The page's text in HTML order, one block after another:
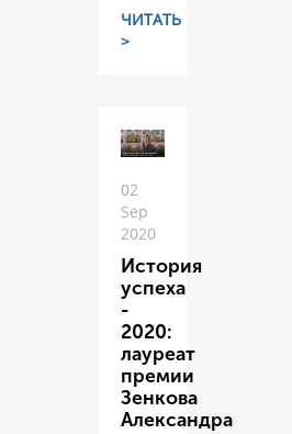
ЧИТАТЬ
>
02
Sep
2020
История
успеха
-
2020:
лауреат
премии
Зенкова
Александра